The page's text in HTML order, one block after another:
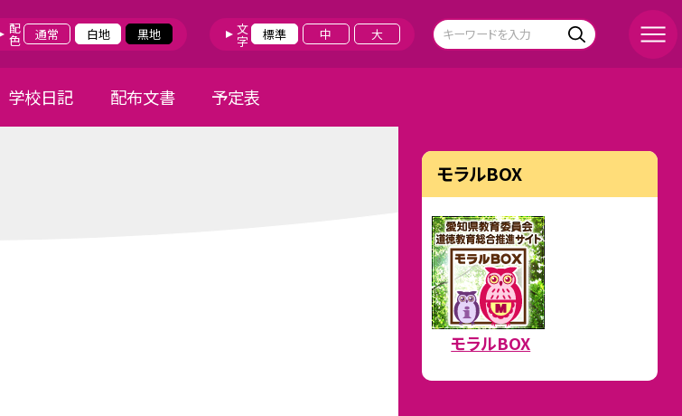
配色 通常 白地 黒地 文字 標準 中 大
学校日記 配布文書 予定表
モラルBOX
モラルBOX